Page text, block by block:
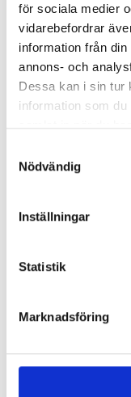
för sociala medier
vidarebefordrar
information från
annons- och
Dessa kan i sin tur
information som
Nödvändig
Inställningar
Statistik
Marknadsföring
Hantera tv-
LOGGA IN